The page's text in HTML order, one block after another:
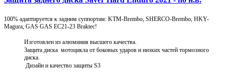
100% адаптируется к задним суппортам: KTM-Brembo, SHERCO-Brembo, HKY-
Magura, GAS GAS EC21-23 Braktec!
Изготовлен из алюминия высшего качества.
Защита диска мотоцикла от боковых ударов и низких частей тормозного
диска.
Дизайн и качество защиты S3